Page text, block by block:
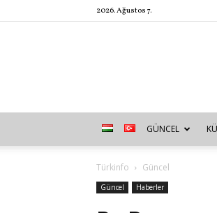
2026. Ağustos 7.
GÜNCEL
Türkinfo Güncel
Güncel Haberler